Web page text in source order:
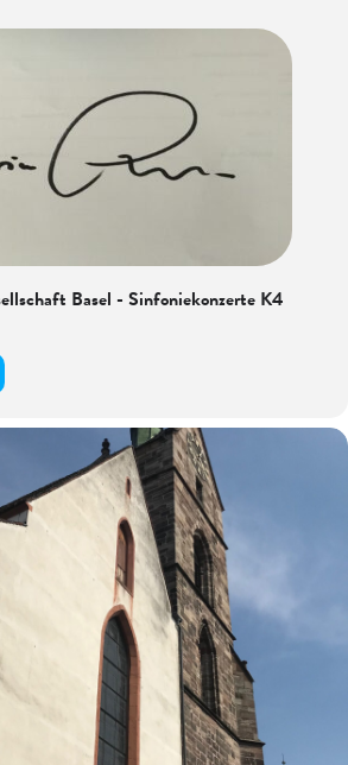
Basel - Sinfoniekonzerte K4